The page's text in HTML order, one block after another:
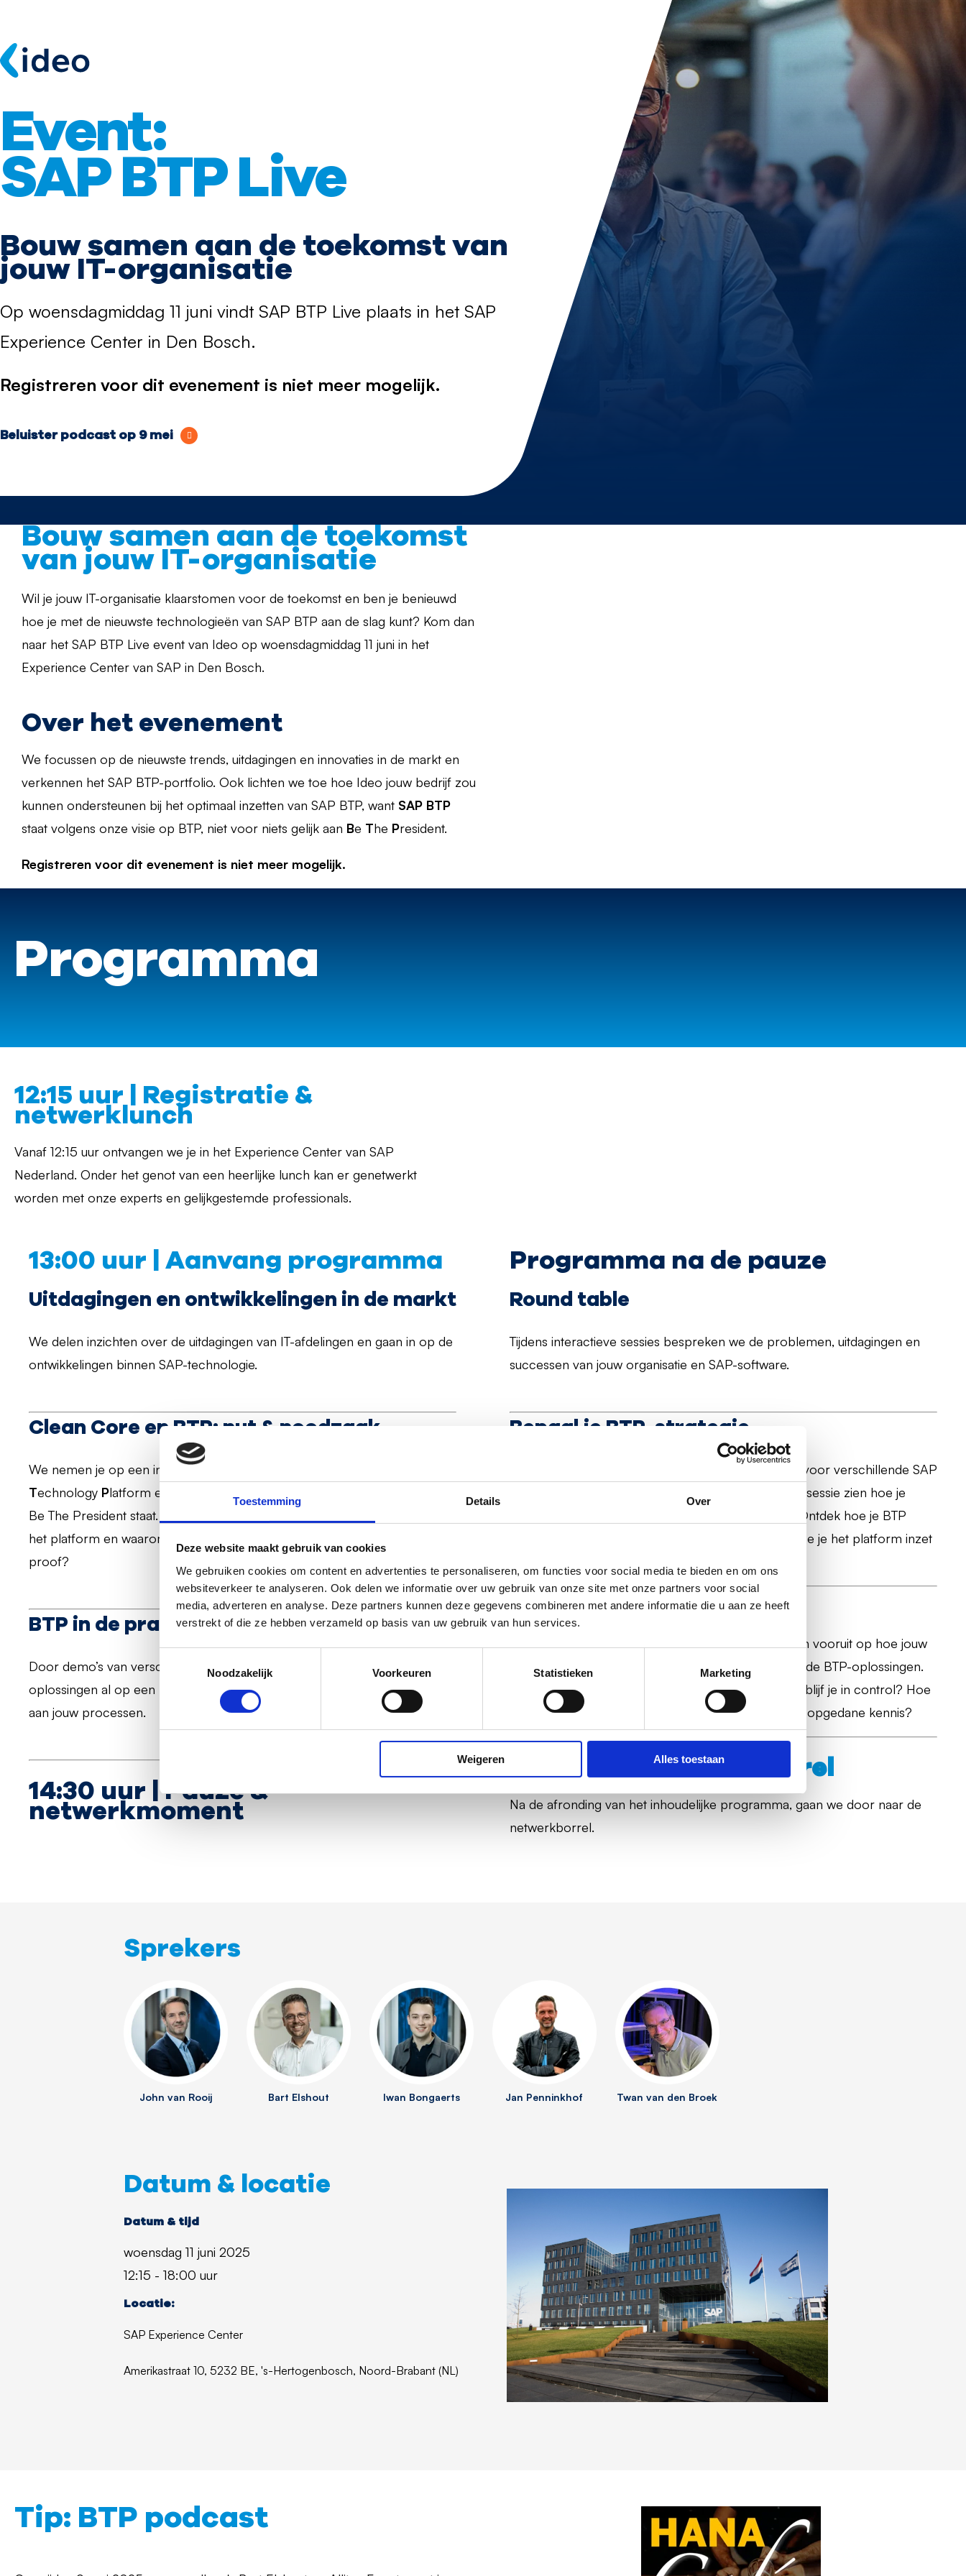
Toestemming Details Over
Deze website maakt gebruik van cookies
We gebruiken cookies om content en advertenties te personaliseren, om functies voor social media te bieden en om ons
websiteverkeer te analyseren. Ook delen we informatie over uw gebruik van onze site met onze partners voor social
media, adverteren en analyse. Deze partners kunnen deze gegevens combineren met andere informatie die u aan ze heeft
verstrekt of die ze hebben verzameld op basis van uw gebruik van hun services.
Noodzakelijk
Voorkeuren Statistieken Marketing
Weigeren Alles toestaan
Event:
SAP BTP Live
Bouw samen aan de toekomst van
jouw IT-organisatie
Op woensdagmiddag 11 juni vindt SAP BTP Live plaats in het SAP
Experience Center in Den Bosch.
Registreren voor dit evenement is niet meer mogelijk.
Beluister podcast op 9 mei
Bouw samen aan de toekomst
van jouw IT-organisatie
Wil je jouw IT-organisatie klaarstomen voor de toekomst en ben je benieuwd
hoe je met de nieuwste technologieën van SAP BTP aan de slag kunt? Kom dan
naar het SAP BTP Live event van Ideo op woensdagmiddag 11 juni in het
Experience Center van SAP in Den Bosch.
Over het evenement
We focussen op de nieuwste trends, uitdagingen en innovaties in de markt en
verkennen het SAP BTP-portfolio. Ook lichten we toe hoe Ideo jouw bedrijf zou
kunnen ondersteunen bij het optimaal inzetten van SAP BTP, want SAP BTP
staat volgens onze visie op BTP, niet voor niets gelijk aan Be The President.
Registreren voor dit evenement is niet meer mogelijk.
Programma
12:15 uur | Registratie &
netwerklunch
Vanaf 12:15 uur ontvangen we je in het Experience Center van SAP
Nederland. Onder het genot van een heerlijke lunch kan er genetwerkt
worden met onze experts en gelijkgestemde professionals.
13:00 uur | Aanvang programma
Uitdagingen en ontwikkelingen in de markt
We delen inzichten over de uitdagingen van IT-afdelingen en gaan in op de
ontwikkelingen binnen SAP-technologie.
Clean Core en BTP: nut & noodzaak
We nemen je op een interactieve manier mee in het SAP
Technology Platform en laten zien waarom het platform voor ons voor
Be The President staat. Waarom is het inzetten een must, welke tools bevat
het platform en waarom blijf je door de inzet van het platform future
proof?
BTP in de praktijk
Door demo’s van verschillende use cases laten we zien hoe SAP BTP-
oplossingen al op een laagdrempelige manier waarde toe kunnen voegen
aan jouw processen.
14:30 uur | Pauze &
netwerkmoment
Programma na de pauze
Round table
Tijdens interactieve sessies bespreken we de problemen, uitdagingen en
successen van jouw organisatie en SAP-software.
Bepaal je BTP-strategie
Het is niet gemakkelijk om een strategie te bepalen voor verschillende SAP
BTP-oplossingen en diensten. We laten tijdens deze sessie zien hoe je
leiderschap kunt tonen in de digitale transformatie. Ontdek hoe je BTP
daadwerkelijk onderdeel maakt van je toolbox en hoe je het platform inzet
Aan de slag met BTP
We blikken terug op de besproken topics en blikken vooruit op hoe jouw
IT-organisatie stappen kan zetten met de verschillende BTP-oplossingen.
Waar moet je beginnen? Wat is ervoor nodig? Hoe blijf je in control? Hoe
blijf je doorlopend kennis opdoen en hoe borg je je opgedane kennis?
17:00 uur | Netwerkborrel
Na de afronding van het inhoudelijke programma, gaan we door naar de
netwerkborrel.
Sprekers
John van Rooij Bart Elshout Iwan Bongaerts Jan Penninkhof Twan van den Broek
Datum & locatie
Datum & tijd
woensdag 11 juni 2025
12:15 - 18:00 uur
Locatie:
SAP Experience Center
Amerikastraat 10, 5232 BE, 's-Hertogenbosch, Noord-Brabant (NL)
Tip: BTP podcast